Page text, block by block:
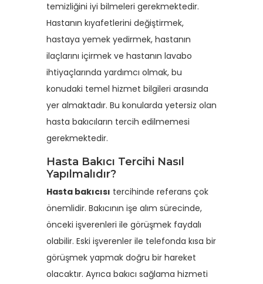
temizliğini iyi bilmeleri gerekmektedir.
Hastanın kıyafetlerini değiştirmek,
hastaya yemek yedirmek, hastanın
ilaçlarını içirmek ve hastanın lavabo
ihtiyaçlarında yardımcı olmak, bu
konudaki temel hizmet bilgileri arasında
yer almaktadır. Bu konularda yetersiz olan
hasta bakıcıların tercih edilmemesi
gerekmektedir.
Hasta Bakıcı Tercihi Nasıl
Yapılmalıdır?
Hasta bakıcısı tercihinde referans çok
önemlidir. Bakıcının işe alım sürecinde,
önceki işverenleri ile görüşmek faydalı
olabilir. Eski işverenler ile telefonda kısa bir
görüşmek yapmak doğru bir hareket
olacaktır. Ayrıca bakıcı sağlama hizmeti